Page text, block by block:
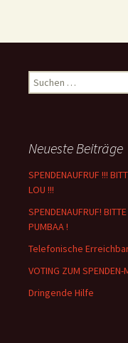
Suchen
nach:
Neueste Beiträge
SPENDENAUFRUF !!!
LOU !!!
SPENDENAUFRUF!
PUMBAA !
Telefonische
VOTING ZUM SPENDEN-
Dringende Hilfe